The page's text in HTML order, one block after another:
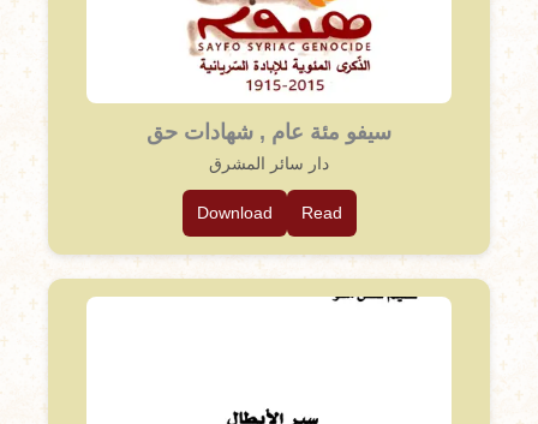
سيفو مئة عام , شهادات حق
دار سائر المشرق
Read
Download